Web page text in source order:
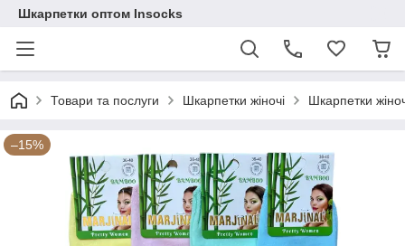
Шкарпетки оптом Insocks
Товари та послуги Шкарпетки жіночі Шкарпетки
–15%